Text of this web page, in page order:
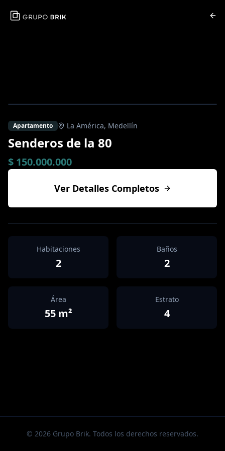
Apartamento La América, Medellín
Senderos de la 80
$ 150.000.000
Ver Detalles Completos
Habitaciones
2
Baños
2
Área
55m²
Estrato
4
© 2026 Grupo Brik. Todos los derechos reservados.